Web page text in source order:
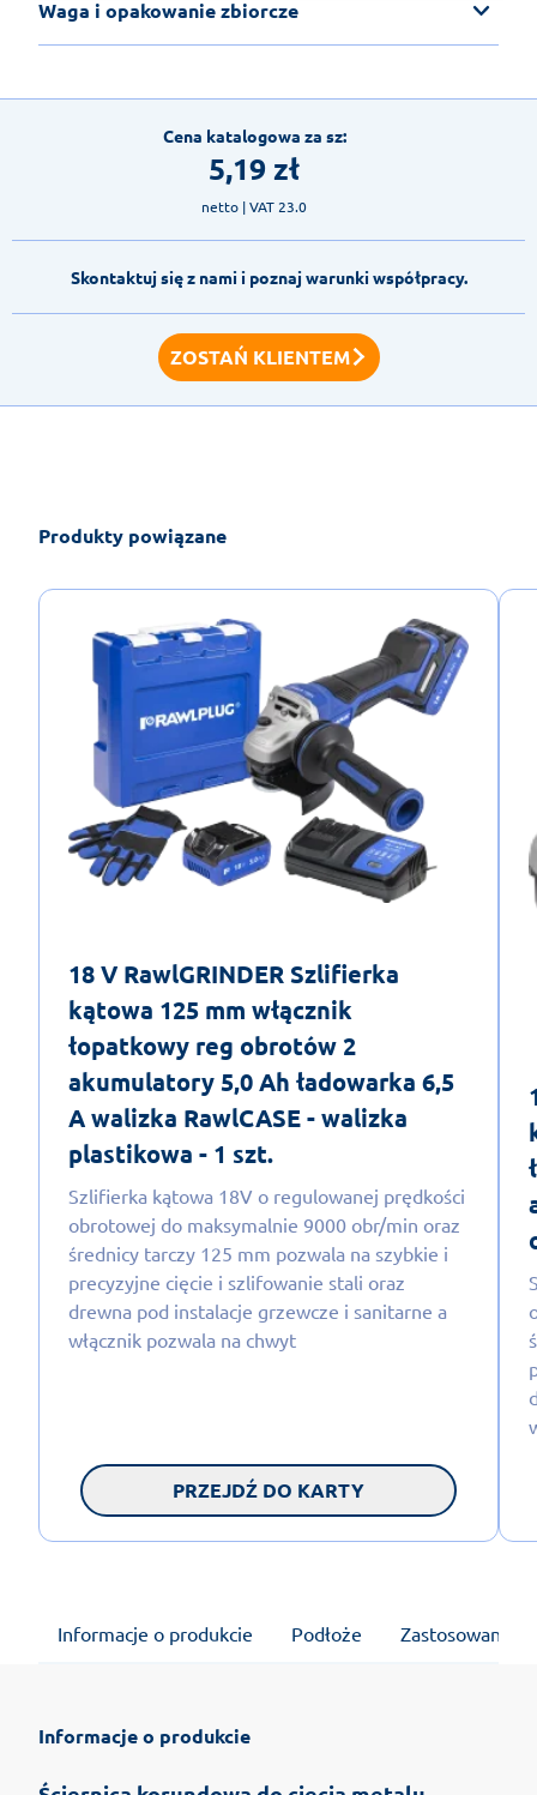
Waga i opakowanie zbiorcze
Cena katalogowa za sz:
5,19zł
netto | VAT 23.0
Skontaktuj się z nami i poznaj warunki współpracy.
ZOSTAŃ KLIENTEM
Produkty powiązane
18 V RawlGRINDER Szlifierka
kątowa 125 mm włącznik
łopatkowy reg obrotów 2
akumulatory 5,0 Ah ładowarka 6,5
A walizka RawlCASE - walizka
plastikowa - 1 szt.
Szlifierka kątowa 18V o regulowanej prędkości
obrotowej do maksymalnie 9000 obr/min oraz
średnicy tarczy 125 mm pozwala na szybkie i
precyzyjne cięcie i szlifowanie stali oraz
drewna pod instalacje grzewcze i sanitarne a
włącznik pozwala na chwyt
PRZEJDŹ DO KARTY
Informacje o produkcie Podłoże Zastosowanie
Informacje o produkcie